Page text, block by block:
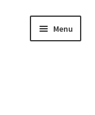
Menu